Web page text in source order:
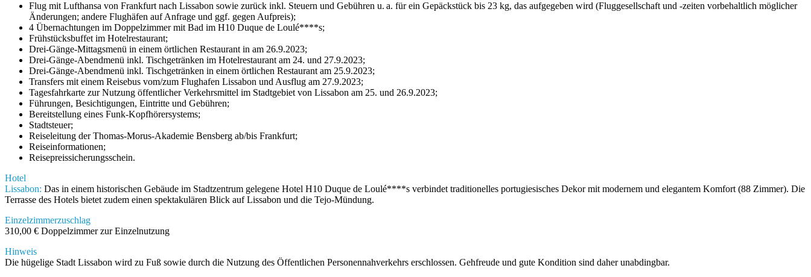
Flug mit Lufthansa von Frankfurt nach Lissabon sowie zurück inkl. Steuern und Gebühren u. a. für ein Gepäckstück bis 23 kg, das aufgegeben wird (Fluggesellschaft und -zeiten vorbehaltlich möglicher
Änderungen; andere Flughäfen auf Anfrage und ggf. gegen Aufpreis);
4 Übernachtungen im Doppelzimmer mit Bad im H10 Duque de Loulé****s;
Frühstücksbuffet im Hotelrestaurant;
Drei-Gänge-Mittagsmenü in einem örtlichen Restaurant in am 26.9.2023;
Drei-Gänge-Abendmenü inkl. Tischgetränken im Hotelrestaurant am 24. und 27.9.2023;
Drei-Gänge-Abendmenü inkl. Tischgetränken in einem örtlichen Restaurant am 25.9.2023;
Transfers mit einem Reisebus vom/zum Flughafen Lissabon und Ausflug am 27.9.2023;
Tagesfahrkarte zur Nutzung öffentlicher Verkehrsmittel im Stadtgebiet von Lissabon am 25. und 26.9.2023;
Führungen, Besichtigungen, Eintritte und Gebühren;
Bereitstellung eines Funk-Kopfhörersystems;
Stadtsteuer;
Reiseleitung der Thomas-Morus-Akademie Bensberg ab/bis Frankfurt;
Reiseinformationen;
Reisepreissicherungsschein.
Hotel
Lissabon: Das in einem historischen Gebäude im Stadtzentrum gelegene Hotel H10 Duque de Loulé****s verbindet traditionelles portugiesisches Dekor mit modernem und elegantem Komfort (88 Zimmer). Die
Terrasse des Hotels bietet zudem einen spektakulären Blick auf Lissabon und die Tejo-Mündung.
Einzelzimmerzuschlag
310,00 € Doppelzimmer zur Einzelnutzung
Hinweis
Die hügelige Stadt Lissabon wird zu Fuß sowie durch die Nutzung des Öffentlichen Personennahverkehrs erschlossen. Gehfreude und gute Kondition sind daher unabdingbar.